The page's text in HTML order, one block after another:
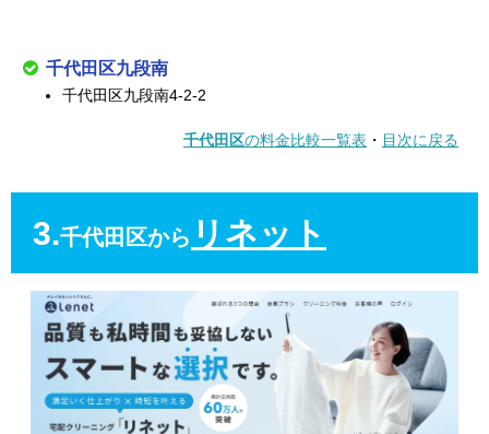
千代田区九段南
千代田区九段南4-2-2
千代田区の料金比較一覧表 ・ 目次に戻る
3.千代田区から リネット